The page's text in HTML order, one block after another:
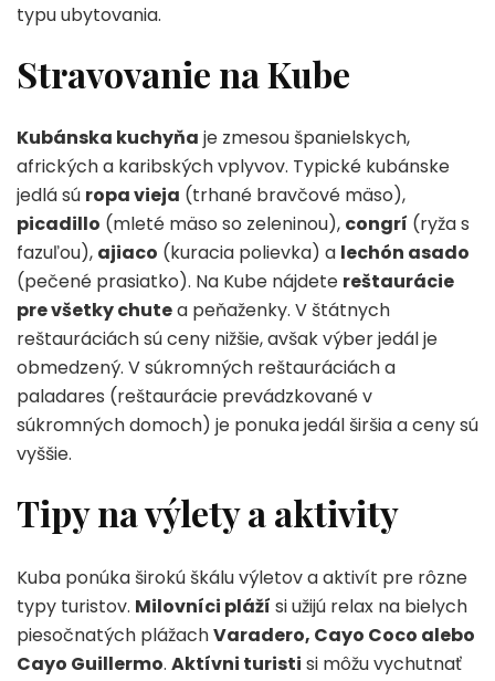
typu ubytovania.
Stravovanie na Kube
Kubánska kuchyňa je zmesou španielskych,
afrických a karibských vplyvov. Typické kubánske
jedlá sú ropa vieja (trhané bravčové mäso),
picadillo (mleté mäso so zeleninou), congrí (ryža s
fazuľou), ajiaco (kuracia polievka) a lechón asado
(pečené prasiatko). Na Kube nájdete reštaurácie
pre všetky chutea peňaženky. V štátnych
reštauráciách sú ceny nižšie, avšak výber jedál je
obmedzený. V súkromných reštauráciách a
paladares (reštaurácie prevádzkované v
súkromných domoch) je ponuka jedál širšia a ceny sú
vyššie.
Tipy na výlety a aktivity
Kuba ponúka širokú škálu výletov a aktivít pre rôzne
typy turistov. Milovníci pláží si užijú relax na bielych
piesočnatých plážachVaradero, Cayo Coco alebo
Cayo Guillermo. Aktívni turisti si môžu vychutnať